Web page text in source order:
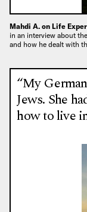
Mahdi A. on Life
in an interview about
and how he dealt with
“My
Jews. She
how to live